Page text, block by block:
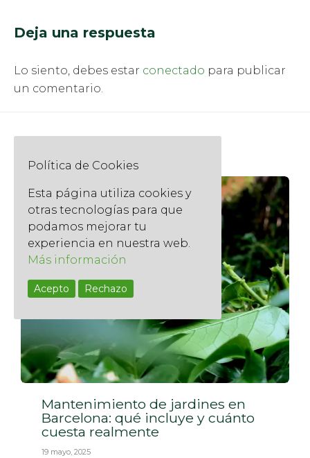
Deja una respuesta
Lo siento, debes estar conectado para publicar
un comentario.
Mantenimiento de jardines en
Barcelona: qué incluye y cuánto
cuesta realmente
19 mayo, 2025
Política de Cookies
Esta página utiliza cookies y
otras tecnologías para que
podamos mejorar tu
experiencia en nuestra web.
Más información
Acepto Rechazo